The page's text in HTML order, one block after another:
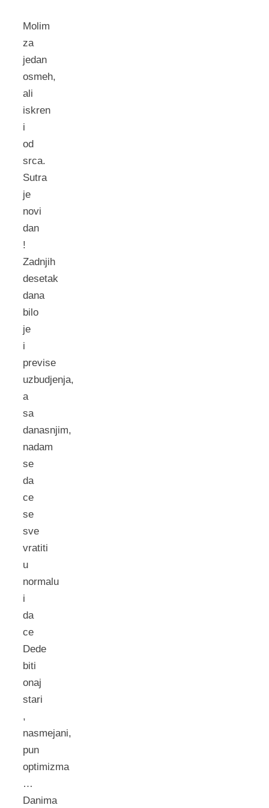
Molim
za
jedan
osmeh,
ali
iskren
i
od
srca.
Sutra
je
novi
dan
!
Zadnjih
desetak
dana
bilo
je
i
previse
uzbudjenja,
a
sa
danasnjim,
nadam
se
da
ce
se
sve
vratiti
u
normalu
i
da
ce
Dede
biti
onaj
stari
,
nasmejani,
pun
optimizma
…
Danima